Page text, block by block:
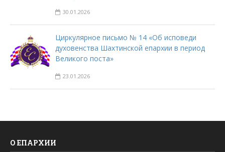
30.01.2026
Циркулярное письмо № 14 «Об исповеди
духовенства Шахтинской епархии в период
Великого поста»
23.01.2026
О ЕПАРХИИ